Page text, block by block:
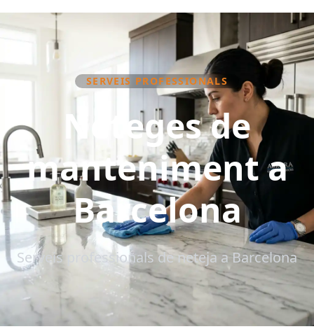
SERVEIS PROFESSIONALS
Neteges de
manteniment a
Barcelona
Serveis professionals de neteja a Barcelona